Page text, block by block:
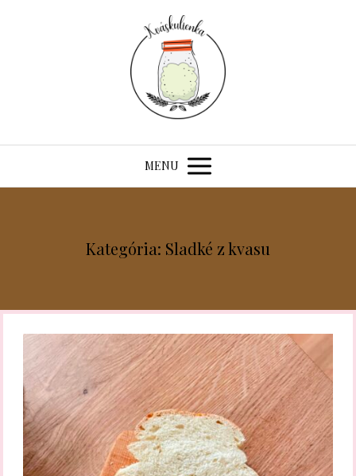
MENU
Kategória: Sladké z kvasu